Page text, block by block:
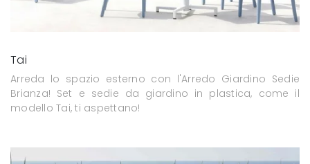
Tai
Arreda lo spazio esterno con l'Arredo Giardino Sedie
Brianza! Set e sedie da giardino in plastica, come il
modello Tai, ti aspettano!